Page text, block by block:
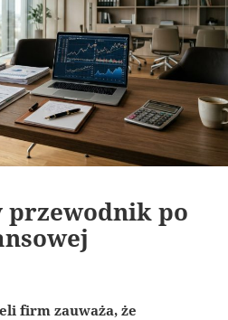
przewodnik po
firm zauważa, że